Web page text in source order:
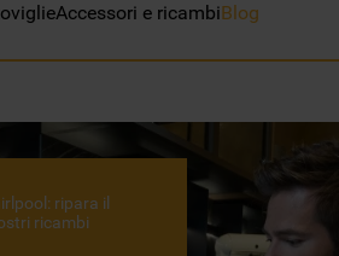
Accessori e ricambiBlog
ripara il
ricambi